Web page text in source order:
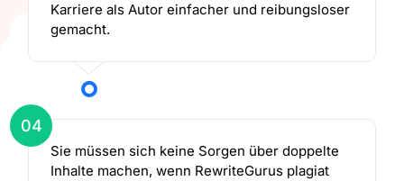
Karriere als Autor einfacher und reibungsloser
gemacht.
04
Sie müssen sich keine Sorgen über doppelte
Inhalte machen, wenn RewriteGurus plagiat